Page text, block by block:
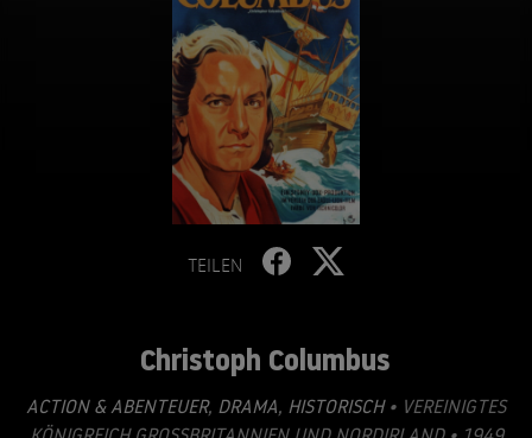
TEILEN
Christoph Columbus
ACTION & ABENTEUER, DRAMA, HISTORISCH• VEREINIGTES